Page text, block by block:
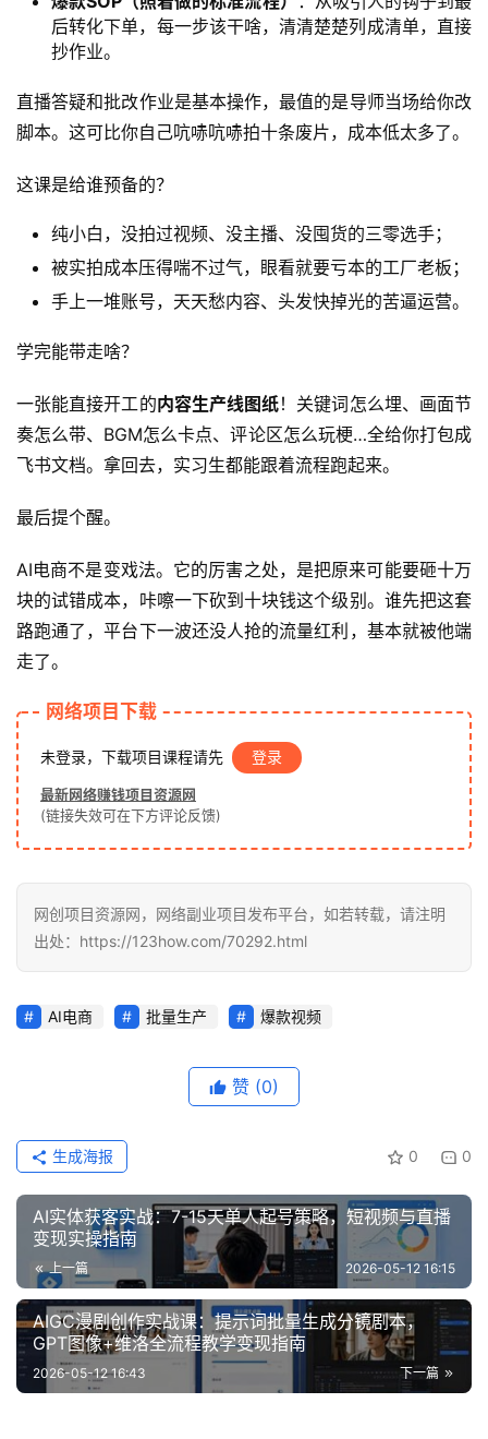
目
中
网
泡
福
创
网
后转化下单，每一步该干啥，清清楚楚列成清单，直接
抄作业。
直播答疑和批改作业是基本操作，最值的是导师当场给你改
脚本。这可比你自己吭哧吭哧拍十条废片，成本低太多了。
这课是给谁预备的？
纯小白，没拍过视频、没主播、没囤货的三零选手；
被实拍成本压得喘不过气，眼看就要亏本的工厂老板；
手上一堆账号，天天愁内容、头发快掉光的苦逼运营。
学完能带走啥？
一张能直接开工的内容生产线图纸！关键词怎么埋、画面节
奏怎么带、BGM怎么卡点、评论区怎么玩梗…全给你打包成
飞书文档。拿回去，实习生都能跟着流程跑起来。
最后提个醒。
AI电商不是变戏法。它的厉害之处，是把原来可能要砸十万
块的试错成本，咔嚓一下砍到十块钱这个级别。谁先把这套
路跑通了，平台下一波还没人抢的流量红利，基本就被他端
走了。
网络项目下载
未登录，下载项目课程请先 登录
最新网络赚钱项目资源网
(链接失效可在下方评论反馈)
网创项目资源网，网络副业项目发布平台，如若转载，请注明
出处：https://123how.com/70292.html
AI电商 批量生产 爆款视频
赞 (0)
0 0
生成海报
AI实体获客实战：7-15天单人起号策略，短视频与直播
变现实操指南
上一篇 2026-05-12 16:15
AIGC漫剧创作实战课：提示词批量生成分镜剧本，
GPT图像+维洛全流程教学变现指南
下一篇
2026-05-12 16:43